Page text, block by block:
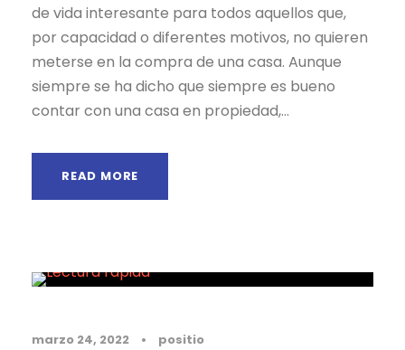
de vida interesante para todos aquellos que,
por capacidad o diferentes motivos, no quieren
meterse en la compra de una casa. Aunque
siempre se ha dicho que siempre es bueno
contar con una casa en propiedad,...
READ MORE
marzo 24, 2022 • positio